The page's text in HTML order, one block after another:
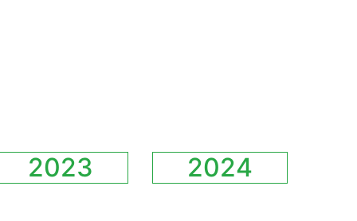
2023
2024